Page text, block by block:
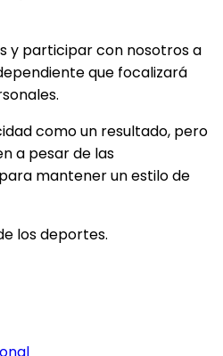
y participar con nosotros a
que focalizará
como un resultado, pero
a pesar de las
mantener un estilo de
los deportes.